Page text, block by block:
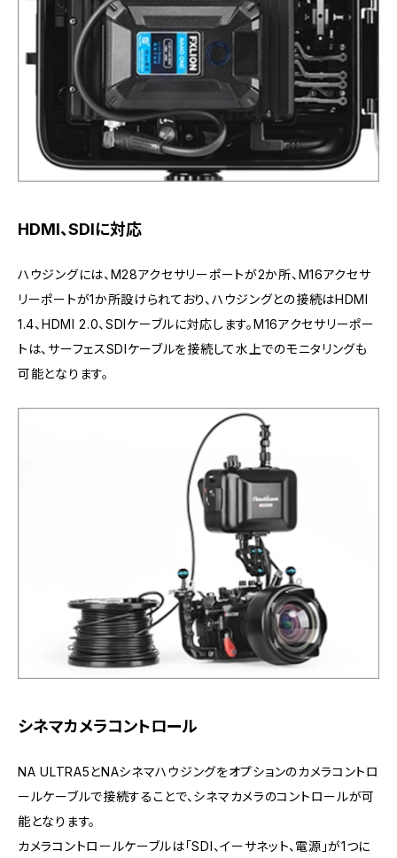
HDMI、SDIに対応
ハウジングには、M28アクセサリーポートが2か所、M16アクセサ
リーポートが1か所設けられており、ハウジングとの接続はHDMI
1.4、HDMI 2.0、SDIケーブルに対応します。M16アクセサリーポー
トは、サーフェスSDIケーブルを接続して水上でのモニタリングも
可能となります。
シネマカメラコントロール
NA ULTRA5とNAシネマハウジングをオプションのカメラコントロ
ールケーブルで接続することで、シネマカメラのコントロールが可
能となります。
カメラコントロールケーブルは「SDI、イーサネット、電源」が1つに